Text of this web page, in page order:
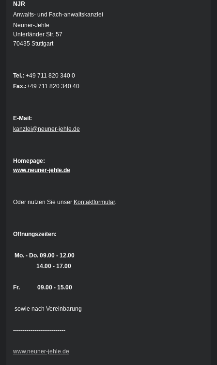
NJR
Anwalts- und Fach-anwaltskanzlei
Neuner-Jehle
Unterländer Str. 57
70435 Stuttgart
Tel.: +49 711 820 340 0
Fax.:+49 711 820 340 40
E-Mail:
kanzlei@neuner-jehle.de
Homepage:
www.neuner-jehle.de
Oder nutzen Sie unser Kontaktformular.
Öffnungszeiten:
Mo. - Do. 09.00 - 12.00
14.00 - 17.00
Fr. 09.00 - 15.00
sowie nach Vereinbarung
---------------------------
www.neuner-jehle.de